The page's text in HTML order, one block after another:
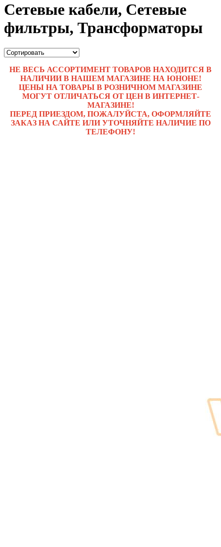
Сетевые кабели, Сетевые
фильтры, Трансформаторы
НЕ ВЕСЬ АССОРТИМЕНТ ТОВАРОВ НАХОДИТСЯ В
НАЛИЧИИ В НАШЕМ МАГАЗИНЕ НА ЮНОНЕ!
ЦЕНЫ НА ТОВАРЫ В РОЗНИЧНОМ МАГАЗИНЕ
МОГУТ ОТЛИЧАТЬСЯ ОТ ЦЕН В ИНТЕРНЕТ-
МАГАЗИНЕ!
ПЕРЕД ПРИЕЗДОМ, ПОЖАЛУЙСТА, ОФОРМЛЯЙТЕ
ЗАКАЗ НА САЙТЕ ИЛИ УТОЧНЯЙТЕ НАЛИЧИЕ ПО
ТЕЛЕФОНУ!